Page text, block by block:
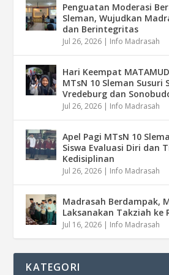
Penguatan Moderasi
Sleman, Wujudkan
dan Berintegritas
Jul 26, 2026 | Info Madrasah
Hari Keempat
MTsN 10 Sleman Susuri
Vredeburg dan
Jul 26, 2026 | Info Madrasah
Apel Pagi MTsN 10
Siswa Evaluasi Diri dan
Kedisiplinan
Jul 26, 2026 | Info Madrasah
Madrasah Berdampak,
Laksanakan Takziah ke
Jul 16, 2026 | Info Madrasah
KATEGORI